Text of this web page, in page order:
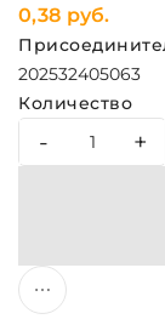
0,38 руб.
202532405063
Количество
- +